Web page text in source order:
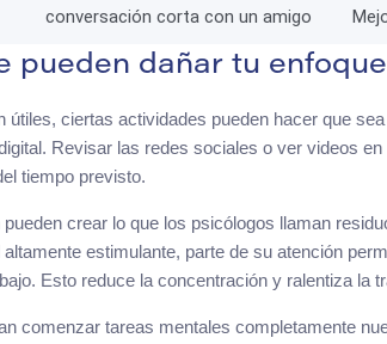
conversación corta con un amigo
pueden dañar tu enfoque
útiles, ciertas actividades pueden hacer que
Revisar las redes sociales o ver videos
tiempo previsto.
crear lo que los psicólogos llaman
estimulante, parte de su atención
Esto reduce la concentración y ralentiza la
comenzar tareas mentales completamente